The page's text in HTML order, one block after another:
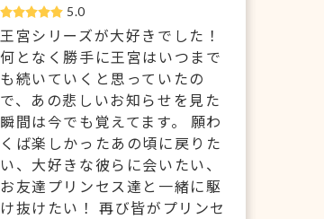
5.0
王宮シリーズが大好きでした！
何となく勝手に王宮はいつまで
も続いていくと思っていたの
で、あの悲しいお知らせを見た
瞬間は今でも覚えてます。 願わ
くば楽しかったあの頃に戻りた
い、大好きな彼らに会いたい、
お友達プリンセス達と一緒に駆
け抜けたい！ 再び皆がプリンセ